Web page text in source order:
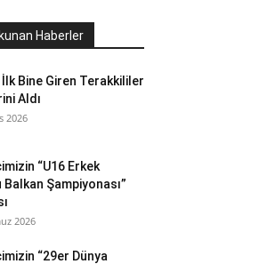
Haberler
İlk Bine Giren Terakkililer
Aldı
2026
“U16 Erkek
Şampiyonası”
2026
“29er Dünya